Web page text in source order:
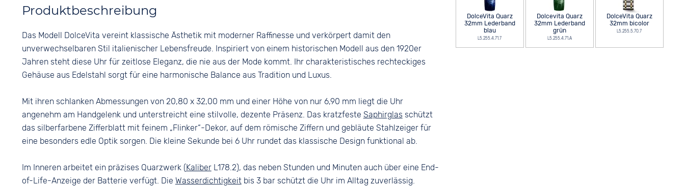
DolceVita Quarz
32mm Lederband
blau
L5.255.4.71.7
Dolcevita Quarz
32mm Lederband
grün
L5.255.4.71.A
DolceVita Quarz
32mm bicolor
L5.255.5.70.7
Material
Edelstahl
Farbe
Silber
Analog
Silber
Ziffern
Römisch
Edelstahl
Bandschließe
Faltschließe
Produktbeschreibung
Das Modell DolceVita vereint klassische Ästhetik mit moderner Raffinesse und verkörpert damit den
unverwechselbaren Stil italienischer Lebensfreude. Inspiriert von einem historischen Modell aus den 1920er
Jahren steht diese Uhr für zeitlose Eleganz, die nie aus der Mode kommt. Ihr charakteristisches rechteckiges
Gehäuse aus Edelstahl sorgt für eine harmonische Balance aus Tradition und Luxus.
Mit ihren schlanken Abmessungen von 20,80 x 32,00 mm und einer Höhe von nur 6,90 mm liegt die Uhr
angenehm am Handgelenk und unterstreicht eine stilvolle, dezente Präsenz. Das kratzfeste Saphirglas schützt
das silberfarbene Zifferblatt mit feinem „Flinker“-Dekor, auf dem römische Ziffern und gebläute Stahlzeiger für
eine besonders edle Optik sorgen. Die kleine Sekunde bei 6 Uhr rundet das klassische Design funktional ab.
Im Inneren arbeitet ein präzises Quarzwerk (KaliberL178.2), das neben Stunden und Minuten auch über eine End-
of-Life-Anzeige der Batterie verfügt. Die Wasserdichtigkeitbis 3 bar schützt die Uhr im Alltag zuverlässig.